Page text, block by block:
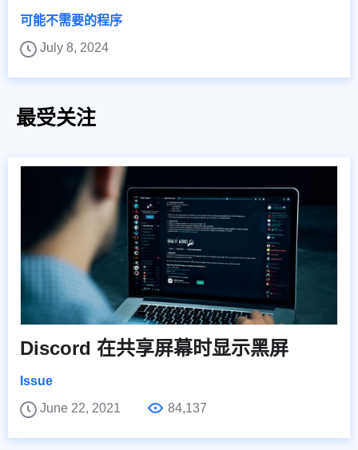
可能不需要的程序
July 8, 2024
最受关注
Discord 在共享屏幕时显示黑屏
Issue
June 22, 2021
84,137